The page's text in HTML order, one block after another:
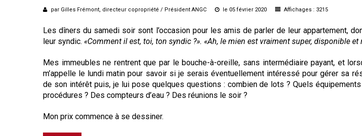
par Gilles Frémont, directeur copropriété / Président ANGC le 05 février 2020 Affichages : 3215
Les dîners du samedi soir sont l’occasion pour les amis de parler de leur appartement,
leur syndic. «Comment il est, toi, ton syndic ?». «Ah, le mien est vraiment super, disponible et
Mes immeubles ne rentrent que par le bouche-à-oreille, sans intermédiaire payant, et
m’appelle le lundi matin pour savoir si je serais éventuellement intéressé pour gérer sa
de son intérêt puis, je lui pose quelques questions : combien de lots ? Quels
procédures ? Des compteurs d’eau ? Des réunions le soir ?
Mon prix commence à se dessiner.